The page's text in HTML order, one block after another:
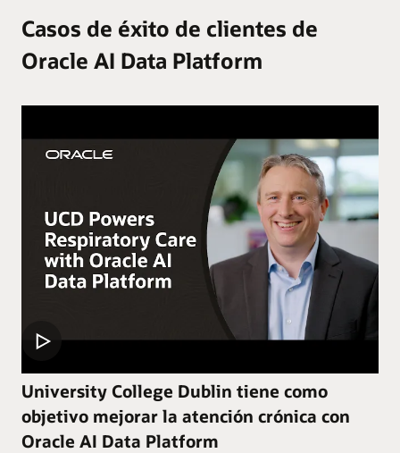
Casos de éxito de clientes de
Oracle AI Data Platform
University College Dublin tiene como
objetivo mejorar la atención crónica con
Oracle AI Data Platform